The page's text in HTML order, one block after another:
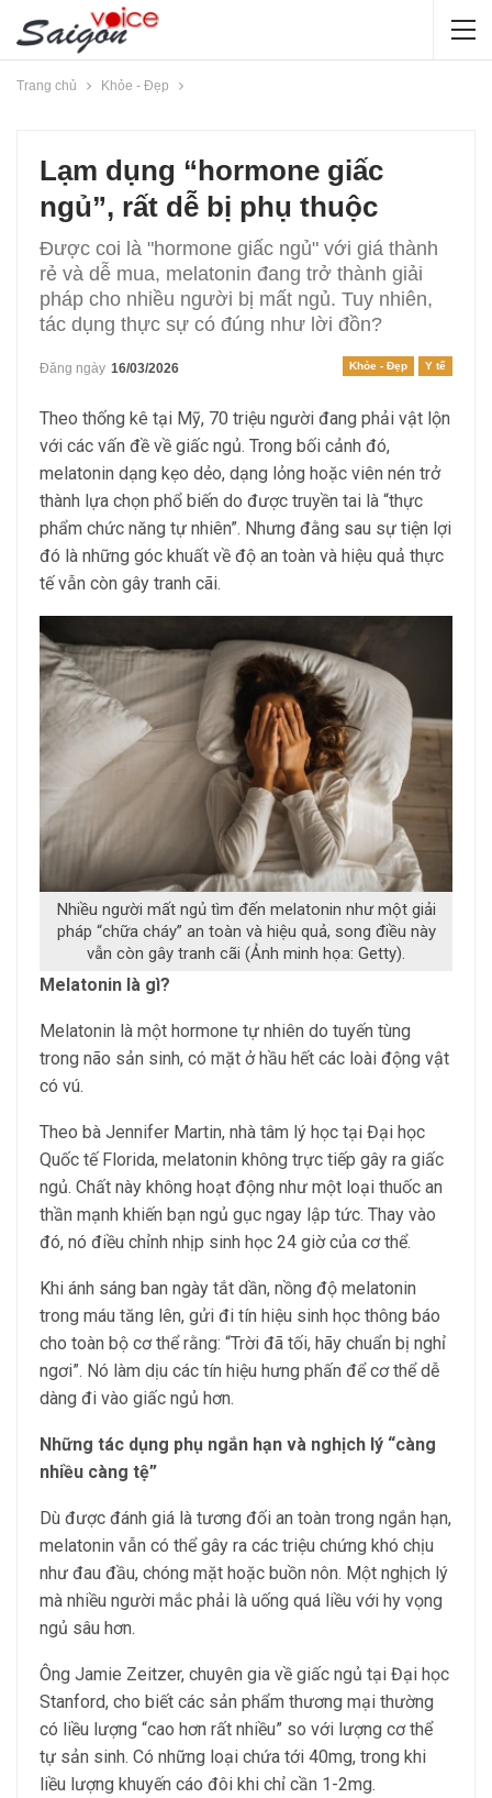
Trang chủ Khỏe - Đẹp
Lạm dụng “hormone giấc
ngủ”, rất dễ bị phụ thuộc
Được coi là "hormone giấc ngủ" với giá thành
rẻ và dễ mua, melatonin đang trở thành giải
pháp cho nhiều người bị mất ngủ. Tuy nhiên,
tác dụng thực sự có đúng như lời đồn?
Khỏe - Đẹp Y tế
Đăng ngày 16/03/2026
Theo thống kê tại Mỹ, 70 triệu người đang phải vật lộn
với các vấn đề về giấc ngủ. Trong bối cảnh đó,
melatonin dạng kẹo dẻo, dạng lỏng hoặc viên nén trở
thành lựa chọn phổ biến do được truyền tai là “thực
phẩm chức năng tự nhiên”. Nhưng đằng sau sự tiện lợi
đó là những góc khuất về độ an toàn và hiệu quả thực
tế vẫn còn gây tranh cãi.
Nhiều người mất ngủ tìm đến melatonin như một giải
pháp “chữa cháy” an toàn và hiệu quả, song điều này
vẫn còn gây tranh cãi (Ảnh minh họa: Getty).
Melatonin là gì?
Melatonin là một hormone tự nhiên do tuyến tùng
trong não sản sinh, có mặt ở hầu hết các loài động vật
có vú.
Theo bà Jennifer Martin, nhà tâm lý học tại Đại học
Quốc tế Florida, melatonin không trực tiếp gây ra giấc
ngủ. Chất này không hoạt động như một loại thuốc an
thần mạnh khiến bạn ngủ gục ngay lập tức. Thay vào
đó, nó điều chỉnh nhịp sinh học 24 giờ của cơ thể.
Khi ánh sáng ban ngày tắt dần, nồng độ melatonin
trong máu tăng lên, gửi đi tín hiệu sinh học thông báo
cho toàn bộ cơ thể rằng: “Trời đã tối, hãy chuẩn bị nghỉ
ngơi”. Nó làm dịu các tín hiệu hưng phấn để cơ thể dễ
dàng đi vào giấc ngủ hơn.
Những tác dụng phụ ngắn hạn và nghịch lý “càng
nhiều càng tệ”
Dù được đánh giá là tương đối an toàn trong ngắn hạn,
melatonin vẫn có thể gây ra các triệu chứng khó chịu
như đau đầu, chóng mặt hoặc buồn nôn. Một nghịch lý
mà nhiều người mắc phải là uống quá liều với hy vọng
ngủ sâu hơn.
Ông Jamie Zeitzer, chuyên gia về giấc ngủ tại Đại học
Stanford, cho biết các sản phẩm thương mại thường
có liều lượng “cao hơn rất nhiều” so với lượng cơ thể
tự sản sinh. Có những loại chứa tới 40mg, trong khi
liều lượng khuyến cáo đôi khi chỉ cần 1-2mg.